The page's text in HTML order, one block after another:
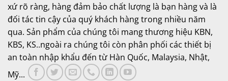
xứ rõ ràng, hàng đảm bảo chất lượng là bạn hàng và là
đối tác tin cậy của quý khách hàng trong nhiều năm
qua. Sản phẩm của chúng tôi mang thương hiệu KBN,
KBS, KS..ngoài ra chúng tôi còn phân phối các thiết bị
an toàn nhập khẩu đến từ Hàn Quốc, Malaysia, Nhật,
Mỹ...